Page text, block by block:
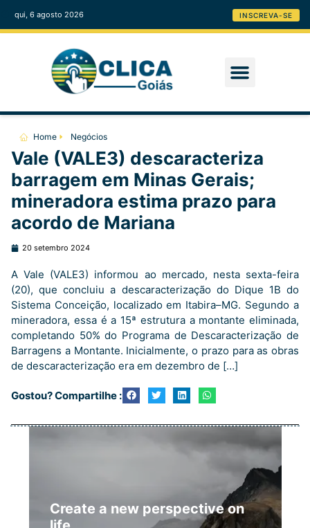
qui, 6 agosto 2026 INSCREVA-SE
Home Negócios
Vale (VALE3) descaracteriza
barragem em Minas Gerais;
mineradora estima prazo para
acordo de Mariana
20 setembro 2024
A Vale (VALE3) informou ao mercado, nesta sexta-feira
(20), que concluiu a descaracterização do Dique 1B do
Sistema Conceição, localizado em Itabira–MG. Segundo a
mineradora, essa é a 15ª estrutura a montante eliminada,
completando 50% do Programa de Descaracterização de
Barragens a Montante. Inicialmente, o prazo para as obras
de descaracterização era em dezembro de […]
Gostou? Compartilhe :
Create a new perspective on